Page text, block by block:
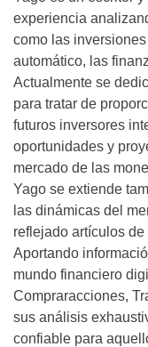
experiencia
como las
automático, las
Actualmente se
para tratar de
futuros inversores
oportunidades y
mercado de las
Yago se extiende
las dinámicas del
reflejado artículos
Aportando
mundo financiero
Compraracciones,
sus análisis
confiable para